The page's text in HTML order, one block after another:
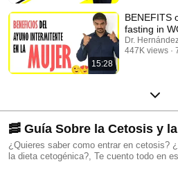
15:28
BENEFITS
fasting in
Dr.
447K views
🥓 Guía Sobre la Cetosis y
¿Quieres saber como entrar en cetosis?
la dieta cetogénica?, Te cuento todo en